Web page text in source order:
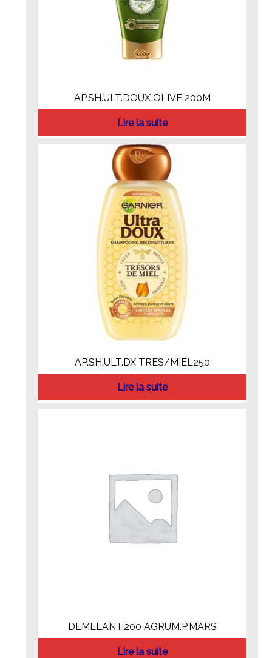
AP.SH.ULT.DOUX OLIVE 200M
Lire la suite
AP.SH.ULT.DX TRES/MIEL250
Lire la suite
DEMELANT.200 AGRUM.P.MARS
Lire la suite